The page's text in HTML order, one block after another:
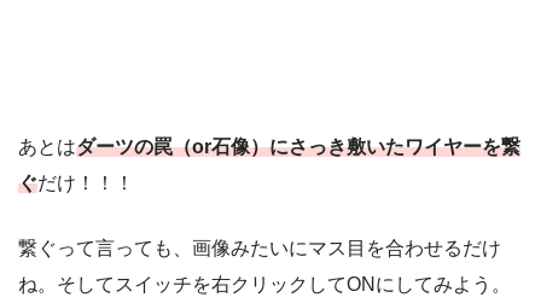
あとはダーツの罠（or石像）にさっき敷いたワイヤーを繋
ぐだけ！！！
繋ぐって言っても、画像みたいにマス目を合わせるだけ
ね。そしてスイッチを右クリックしてONにしてみよう。